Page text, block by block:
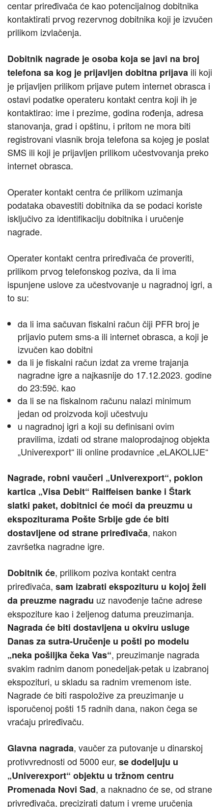
centar priređivača će kao potencijalnog dobitnika
kontaktirati prvog rezervnog dobitnika koji je izvučen
prilikom izvlačenja.
Dobitnik nagrade je osoba koja se javi na broj
telefona sa kog je prijavljen dobitna prijava ili koji
je prijavljen prilikom prijave putem internet obrasca i
ostavi podatke operateru kontakt centra koji ih je
kontaktirao: ime i prezime, godina rođenja, adresa
stanovanja, grad i opštinu, i pritom ne mora biti
registrovani vlasnik broja telefona sa kojeg je poslat
SMS ili koji je prijavljen prilikom učestvovanja preko
internet obrasca.
Operater kontakt centra će prilikom uzimanja
podataka obavestiti dobitnika da se podaci koriste
isključivo za identifikaciju dobitnika i uručenje
nagrade.
Operater kontakt centra priređivača će proveriti,
prilikom prvog telefonskog poziva, da li ima
ispunjene uslove za učestvovanje u nagradnoj igri, a
to su:
da li ima sačuvan fiskalni račun čiji PFR broj je
prijavio putem sms-a ili internet obrasca, a koji je
izvučen kao dobitni
da li je fiskalni račun izdat za vreme trajanja
nagradne igre a najkasnije do 17.12.2023. godine
do 23:59č. kao
da li se na fiskalnom računu nalazi minimum
jedan od proizvoda koji učestvuju
u nagradnoj igri a koji su definisani ovim
pravilima, izdati od strane maloprodajnog objekta
„Univerexport“ ili online prodavnice „eLAKOLIJE“
Nagrade, robni vaučeri „Univerexport“, poklon
kartica „Visa Debit“ Raiffeisen banke i Štark
slatki paket, dobitnici će moći da preuzmu u
ekspoziturama Pošte Srbije gde će biti
dostavljene od strane priređivača, nakon
završetka nagradne igre.
Dobitnik će, prilikom poziva kontakt centra
priređivača, sam izabrati ekspozituru u kojoj želi
da preuzme nagradu uz navođenje tačne adrese
ekspoziture kao i željenog datuma preuzimanja.
Nagrada će biti dostavljena u okviru usluge
Danas za sutra-Uručenje u pošti po modelu
„neka pošiljka čeka Vas“, preuzimanje nagrada
svakim radnim danom ponedeljak-petak u izabranoj
ekspozituri, u skladu sa radnim vremenom iste.
Nagrade će biti raspoložive za preuzimanje u
isporučenoj pošti 15 radnih dana, nakon čega se
vraćaju priređivaču.
Glavna nagrada, vaučer za putovanje u dinarskoj
protivvrednosti od 5000 eur, se dodeljuju u
„Univerexport“ objektu u tržnom centru
Promenada Novi Sad, a naknadno će se, od strane
privređivača, precizirati datum i vreme uručenja